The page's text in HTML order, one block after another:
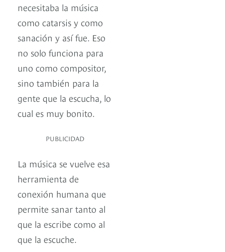
necesitaba la música
como catarsis y como
sanación y así fue. Eso
no solo funciona para
uno como compositor,
sino también para la
gente que la escucha, lo
cual es muy bonito.
PUBLICIDAD
La música se vuelve esa
herramienta de
conexión humana que
permite sanar tanto al
que la escribe como al
que la escuche.